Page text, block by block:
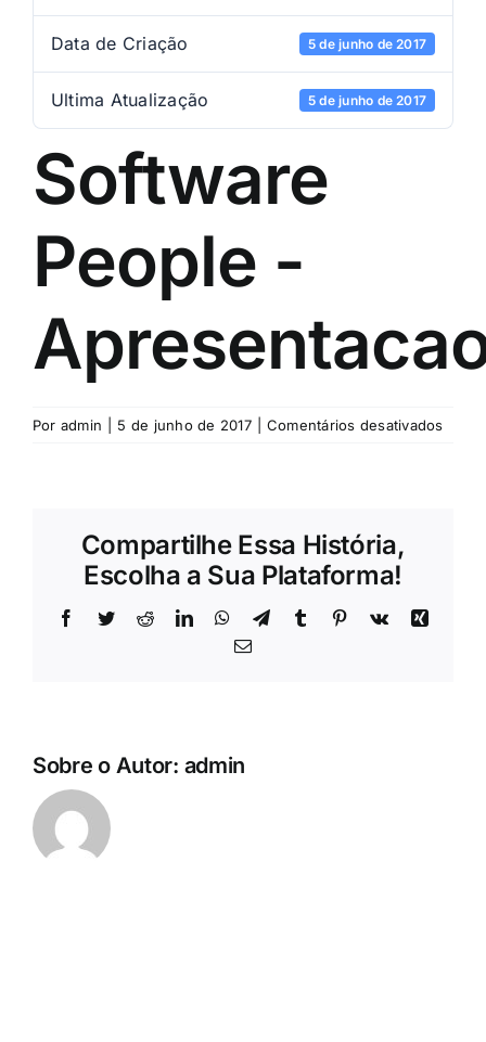
Data de Criação 5 de junho de 2017
Ultima Atualização 5 de junho de 2017
Software
People -
Por admin 5 de junho de 2017 Comentários desativadosem
Compartilhe Essa História,
Escolha a Sua Plataforma!
Facebook
TwitterRedditLinkedInWhatsApp
TelegramTumblr Pinterest
Vk
Xing
E-
Sobre o Autor: admin